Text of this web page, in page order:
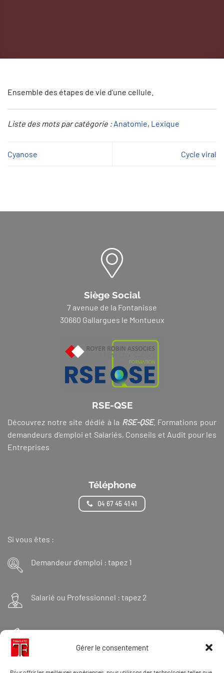
Gérer le consentement
Ensemble des étapes de vie d’une cellule.
Liste des mots par catégorie : Anatomie, Lexique
Cyanose Cycle viral
Siège Social
7 avenue de la Fontanisse
30660 Gallargues le Montueux
RSE-QSE
Découvrez notre site dédié à la RSE-QSE. Formations pour
demandeurs d’emploi et Salariés, Conseils et Audit pour les
Entreprises
Téléphone
04 67 45 41 41
Si vous êtes :
Demandeur d’emploi : tapez 1
Salarié ou Professionnel : tapez 2
Financeur : tapez 3
Et « 98 » pour une formation Thanatopraxie